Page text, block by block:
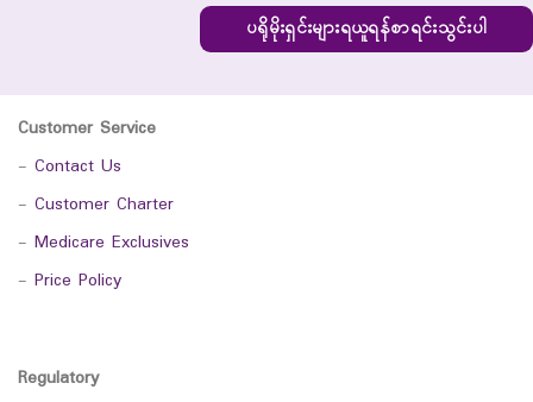
ပရိုမိုးရှင်းများရယူရန်စာရင်းသွင်းပါ
Customer Service
- Contact Us
- Customer Charter
- Medicare Exclusives
- Price Policy
Regulatory